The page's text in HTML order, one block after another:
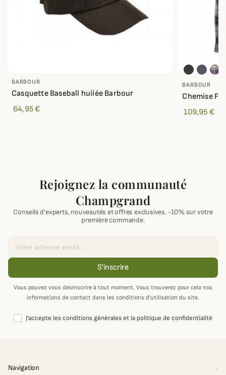
BARBOUR
Casquette Baseball huilée Barbour
64,95 €
BARBOUR
Chemise
109,95 €
Rejoignez la communauté
Champgrand
Conseils d'experts, nouveautés et offres exclusives. -10% sur votre
première commande.
S'inscrire
Vous pouvez vous désinscrire à tout moment. Vous trouverez pour cela nos
informations de contact dans les conditions d'utilisation du site.
J'accepte les conditions générales et la politique de confidentialité
Navigation